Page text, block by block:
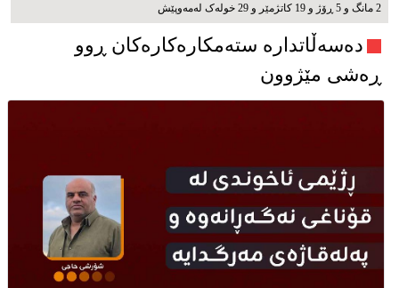
2 مانگ و 5 ڕۆژ و 19 کاتژمێر و 29 خوله‌ک له‌مه‌وپێش‌
دەسەڵاتدارە ستەمکارەکارەکان ڕوو
ڕەشی مێژوون